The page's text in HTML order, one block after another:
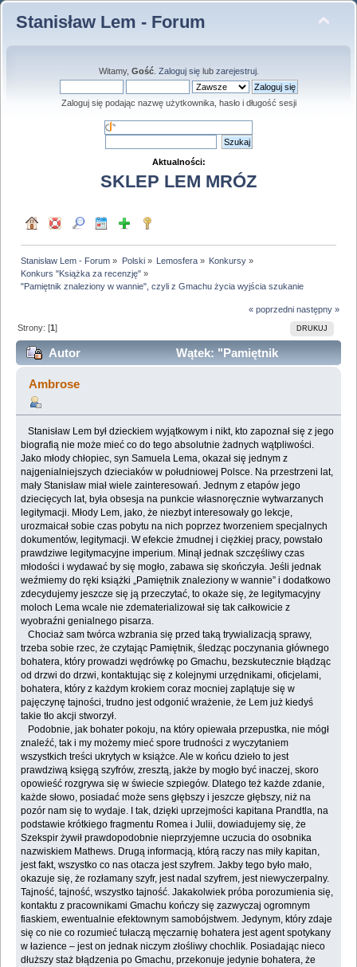
Stanisław Lem - Forum
Witamy, Gość. Zaloguj sięlub zarejestruj.
Zaloguj się podając nazwę użytkownika, hasło i długość sesji
Aktualności:
SKLEP LEM MRÓZ
Stanisław Lem - Forum » Polski» Lemosfera» Konkursy »
Konkurs "Książka za recenzję" »
"Pamiętnik znaleziony w wannie", czyli z Gmachu życia wyjścia szukanie
« poprzedni następny »
DRUKUJ
Strony: [1]
Autor
Wątek: "Pamiętnik
znaleziony w wannie", czyli z Gmachu życia wyjścia
szukanie (Przeczytany 86560 razy)
Ambrose
Stanisław Lem był dzieckiem wyjątkowym i nikt, kto zapoznał się z jego
biografią nie może mieć co do tego absolutnie żadnych wątpliwości.
Jako młody chłopiec, syn Samuela Lema, okazał się jednym z
najgenialniejszych dzieciaków w południowej Polsce. Na przestrzeni lat,
mały Stanisław miał wiele zainteresowań. Jednym z etapów jego
dziecięcych lat, była obsesja na punkcie własnoręcznie wytwarzanych
legitymacji. Młody Lem, jako, że niezbyt interesowały go lekcje,
urozmaicał sobie czas pobytu na nich poprzez tworzeniem specjalnych
dokumentów, legitymacji. W efekcie żmudnej i ciężkiej pracy, powstało
prawdziwe legitymacyjne imperium. Minął jednak szczęśliwy czas
młodości i wydawać by się mogło, zabawa się skończyła. Jeśli jednak
weźmiemy do ręki książki „Pamiętnik znaleziony w wannie” i dodatkowo
zdecydujemy jeszcze się ją przeczytać, to okaże się, że legitymacyjny
moloch Lema wcale nie zdematerializował się tak całkowicie z
wyobraźni genialnego pisarza.
Chociaż sam twórca wzbrania się przed taką trywializacją sprawy,
trzeba sobie rzec, że czytając Pamiętnik, śledząc poczynania głównego
bohatera, który prowadzi wędrówkę po Gmachu, bezskutecznie błądząc
od drzwi do drzwi, kontaktując się z kolejnymi urzędnikami, oficjelami,
bohatera, który z każdym krokiem coraz mocniej zaplątuje się w
pajęczynę tajności, trudno jest odgonić wrażenie, że Lem już kiedyś
takie tło akcji stworzył.
Podobnie, jak bohater pokoju, na który opiewała przepustka, nie mógł
znaleźć, tak i my możemy mieć spore trudności z wyczytaniem
wszystkich treści ukrytych w książce. Ale w końcu dzieło to jest
prawdziwą księgą szyfrów, zresztą, jakże by mogło być inaczej, skoro
opowieść rozgrywa się w świecie szpiegów. Dlatego też każde zdanie,
każde słowo, posiadać może sens głębszy i jeszcze głębszy, niż na
pozór nam się to wydaje. I tak, dzięki uprzejmości kapitana Prandtla, na
podstawie krótkiego fragmentu Romea i Julii, dowiadujemy się, że
Szekspir żywił prawdopodobnie nieprzyjemne uczucia do osobnika
nazwiskiem Mathews. Drugą informacją, którą raczy nas miły kapitan,
jest fakt, wszystko co nas otacza jest szyfrem. Jakby tego było mało,
okazuje się, że rozłamany szyfr, jest nadal szyfrem, jest niewyczerpalny.
Tajność, tajność, wszystko tajność. Jakakolwiek próba porozumienia się,
kontaktu z pracownikami Gmachu kończy się zazwyczaj ogromnym
fiaskiem, ewentualnie efektownym samobójstwem. Jedynym, który zdaje
się co nie co rozumieć tułaczą męczarnię bohatera jest agent spotykany
w łazience – jest on jednak niczym złośliwy chochlik. Posiadając nieco
dłuższy staż błądzenia po Gmachu, przekonuje jedynie bohatera, że